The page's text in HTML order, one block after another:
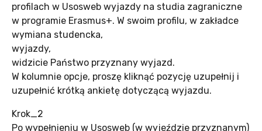
profilach w Usosweb wyjazdy na studia zagraniczne
w programie Erasmus+. W swoim profilu, w zakładce
wymiana studencka,
wyjazdy,
widzicie Państwo przyznany wyjazd.
W kolumnie opcje, proszę kliknąć pozycję uzupełnij i
uzupełnić krótką ankietę dotyczącą wyjazdu.
Krok_2
Po wypełnieniu w Usosweb (w wyjeździe przyznanym)